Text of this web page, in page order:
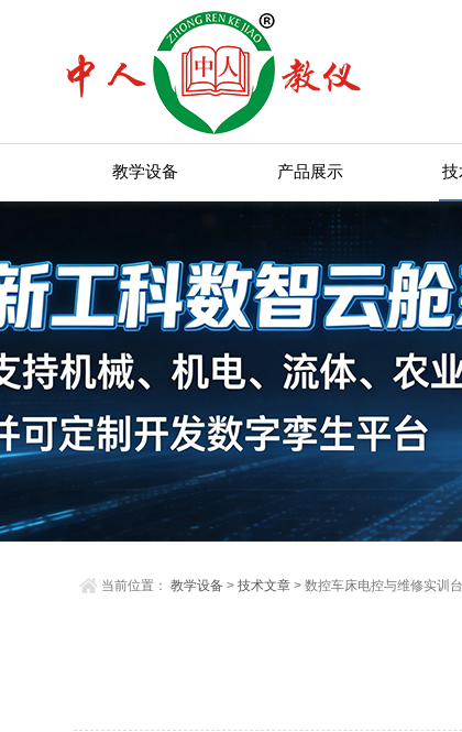
教学设备 产品展示 技
当前位置：教学设备 >技术文章 > 数控车床电控与维修实训台